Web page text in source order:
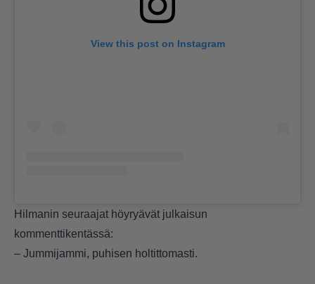
View this post on Instagram
Hilmanin seuraajat höyryävät julkaisun
kommenttikentässä:
– Jummijammi, puhisen holtittomasti.